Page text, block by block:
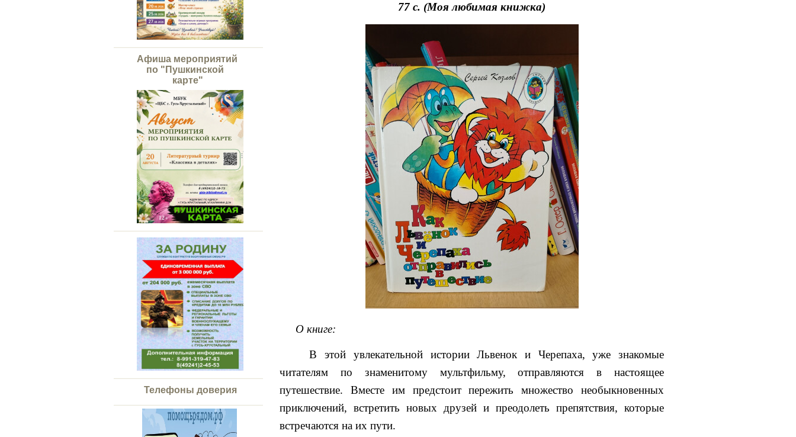
Афиша мероприятий
по "Пушкинской
карте"
Телефоны доверия
77 с. (Моя любимая книжка)
О книге:
В этой увлекательной истории Львенок и Черепаха, уже знакомые
читателям по знаменитому мультфильму, отправляются в настоящее
путешествие. Вместе им предстоит пережить множество необыкновенных
приключений, встретить новых друзей и преодолеть препятствия, которые
встречаются на их пути.